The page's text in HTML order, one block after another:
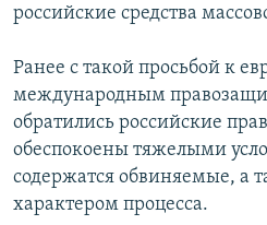
ПОДПИШИТЕСЬ НА
российские средства
Ранее с такой просьбой к
международным
обратились российские
обеспокоены тяжелыми
содержатся обвиняемые, а
характером процесса.